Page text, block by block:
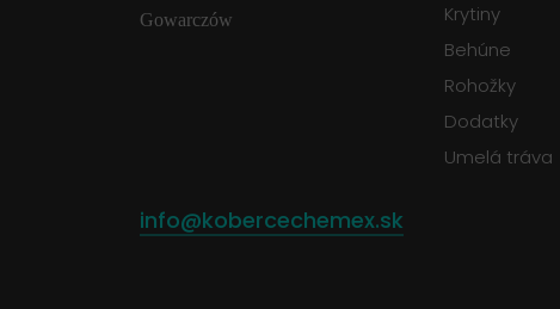
Gowarczów
info@kobercechemex.sk
Krytiny
Behúne
Rohožky
Dodatky
Umelá tráva